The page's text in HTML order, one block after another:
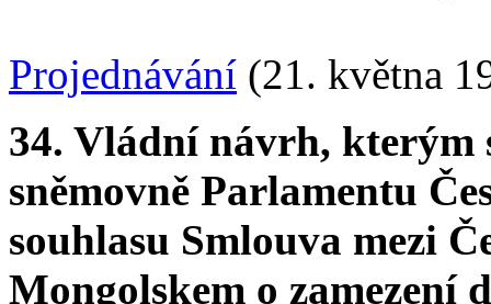
Projednávání (21. května
34. Vládní návrh, kterým
sněmovně Parlamentu
souhlasu Smlouva mezi
Mongolskem o zamezení